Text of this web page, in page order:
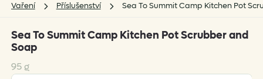
Vaření Příslušenství Sea To Summit Camp Kitchen Pot
Sea To Summit Camp Kitchen Pot Scrubber and
Soap
95 g